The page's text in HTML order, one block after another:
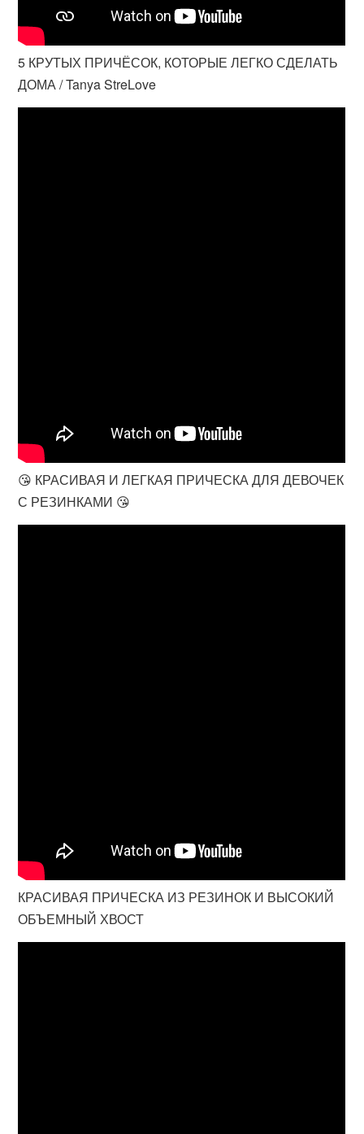
5 КРУТЫХ ПРИЧЁСОК, КОТОРЫЕ ЛЕГКО СДЕЛАТЬ
ДОМА / Tanya StreLove
😘 КРАСИВАЯ И ЛЕГКАЯ ПРИЧЕСКА ДЛЯ ДЕВОЧЕК
С РЕЗИНКАМИ 😘
КРАСИВАЯ ПРИЧЕСКА ИЗ РЕЗИНОК И ВЫСОКИЙ
ОБЪЕМНЫЙ ХВОСТ